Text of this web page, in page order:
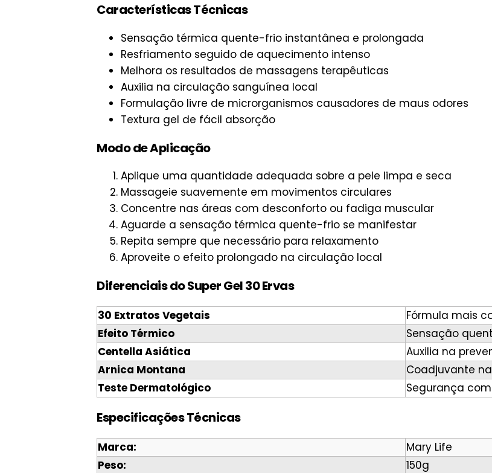
Características Técnicas
Sensação térmica quente-frio instantânea e prolongada
Resfriamento seguido de aquecimento intenso
Melhora os resultados de massagens terapêuticas
Auxilia na circulação sanguínea local
Formulação livre de microrganismos causadores de maus odores
Textura gel de fácil absorção
Modo de Aplicação
Aplique uma quantidade adequada sobre a pele limpa e seca
Massageie suavemente em movimentos circulares
Concentre nas áreas com desconforto ou fadiga muscular
Aguarde a sensação térmica quente-frio se manifestar
Repita sempre que necessário para relaxamento
Aproveite o efeito prolongado na circulação local
Diferenciais do Super Gel 30 Ervas
30 Extratos Vegetais
Fórmula mais
Efeito Térmico
Sensação
Centella Asiática
Auxilia na
Arnica Montana
Coadjuvante
Teste Dermatológico
Segurança
Especificações Técnicas
Marca:
Mary Life
Peso:
150g